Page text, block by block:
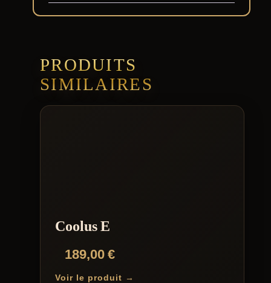
PRODUITS
SIMILAIRES
Coolus E
189,00€
Voir le produit →